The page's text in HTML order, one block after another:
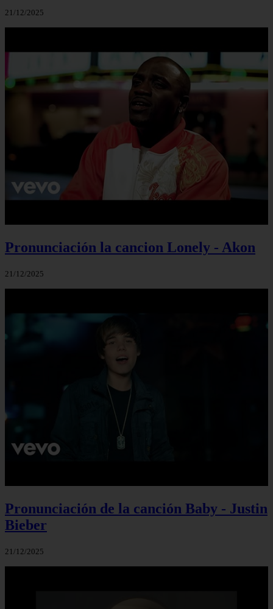
21/12/2025
Pronunciación la cancion Lonely - Akon
21/12/2025
Pronunciación de la canción Baby - Justin
Bieber
21/12/2025